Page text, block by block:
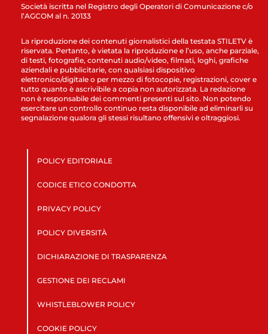
Società iscritta nel Registro degli Operatori di Comunicazione c/o
l’AGCOM al n. 20133
La riproduzione dei contenuti giornalistici della testata STILETV è
riservata. Pertanto, è vietata la riproduzione e l’uso, anche parziale,
di testi, fotografie, contenuti audio/video, filmati, loghi, grafiche
aziendali e pubblicitarie, con qualsiasi dispositivo
elettronico/digitale o per mezzo di fotocopie, registrazioni, cover e
tutto quanto è ascrivibile a copia non autorizzata. La redazione
non è responsabile dei commenti presenti sul sito. Non potendo
esercitare un controllo continuo resta disponibile ad eliminarli su
segnalazione qualora gli stessi risultano offensivi e oltraggiosi.
POLICY EDITORIALE
CODICE ETICO CONDOTTA
PRIVACY POLICY
POLICY DIVERSITÀ
DICHIARAZIONE DI TRASPARENZA
GESTIONE DEI RECLAMI
WHISTLEBLOWER POLICY
COOKIE POLICY